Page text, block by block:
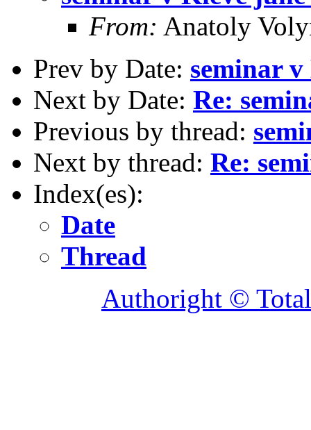
From: Anatoly
Prev by Date: seminar
Next by Date: Re:
Previous by thread:
Next by thread: Re:
Index(es):
Date
Thread
Authoright ©